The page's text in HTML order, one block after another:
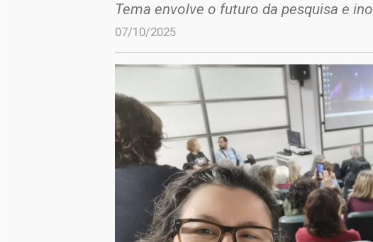
Tema envolve o futuro da pesquisa e
07/10/2025